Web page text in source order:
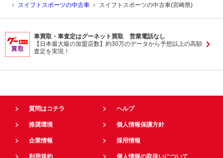
スイフトスポーツの中古車
スイフトスポーツの中古車(宮崎県)
車買取・車査定はグーネット買取 営業電話なし
【日本最大級の加盟店数】約30万のデータから予想以上の高額
査定を実現！
質問はコチラ ヘルプ
推奨環境 個人情報保護方針
企業情報 採用情報
利用規約 個人情報の取扱いについて